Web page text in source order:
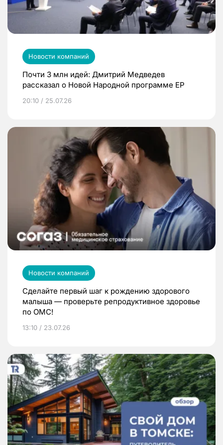
Новости компаний
Почти 3 млн идей: Дмитрий Медведев
рассказал о Новой Народной программе ЕР
20:10 / 25.07.26
Новости компаний
Сделайте первый шаг к рождению здорового
малыша — проверьте репродуктивное здоровье
по ОМС!
13:10 / 23.07.26